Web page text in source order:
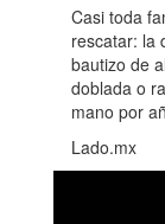
Casi toda
rescatar: la
bautizo de
doblada o
mano por
Lado.mx